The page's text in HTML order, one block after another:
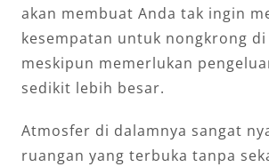
akan membuat Anda tak ingin
kesempatan untuk nongkrong
meskipun memerlukan
sedikit lebih besar.
Atmosfer di dalamnya sangat
ruangan yang terbuka tanpa